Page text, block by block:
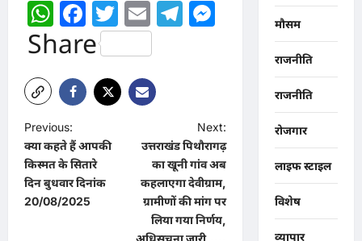
WhatsApp
Facebook
Twitter
EmailTelegram
Messenger
Share
P
o
s
t
Previous:
क्या कहते हैं आपकी
किस्मत के सितारे
दिन बुधवार दिनांक
20/08/2025
Next:
उत्तराखंड पिथौरागढ़
का खूनी गांव अब
कहलाएगा देवीग्राम,
ग्रामीणों की मांग पर
लिया गया निर्णय,
मौसम
राजनीति
राजनीति
रोजगार
लाइफ स्टाइल
विशेष
व्यापार